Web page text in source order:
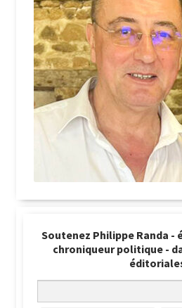
Soutenez Philippe Randa -
chroniqueur politique -